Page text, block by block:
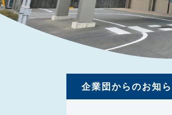
企業団からのお知